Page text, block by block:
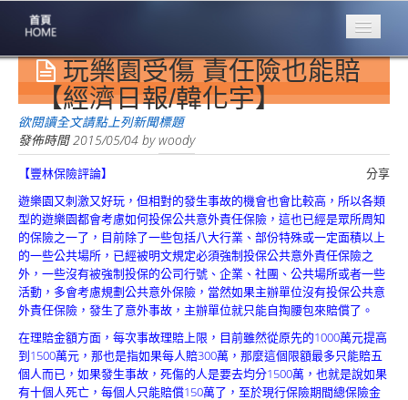
專業豐林
Professional
保險大家談
1386集
台灣商業保險
第一品牌
關於豐林
About
服務項目
Service
火災保額
估算系統
商品簡介
玩樂園受傷 責任險也能賠
【經濟日報/韓化宇】
欲閱讀全文請點上列新聞標題
發佈時間2015/05/04 bywoody
分享
【豐林保險評論】
遊樂園又刺激又好玩，但相對的發生事故的機會也會比較高，所以各類
型的遊樂園都會考慮如何投保公共意外責任保險，這也已經是眾所周知
的保險之一了，目前除了一些包括八大行業、部份特殊或一定面積以上
的一些公共場所，已經被明文規定必須強制投保公共意外責任保險之
外，一些沒有被強制投保的公司行號、企業、社團、公共場所或者一些
活動，多會考慮規劃公共意外保險，當然如果主辦單位沒有投保公共意
外責任保險，發生了意外事故，主辦單位就只能自掏腰包來賠償了。
在理賠金額方面，每次事故理賠上限，目前雖然從原先的1000萬元提高
到1500萬元，那也是指如果每人賠300萬，那麼這個限額最多只能賠五
個人而已，如果發生事故，死傷的人是要去均分1500萬，也就是說如果
有十個人死亡，每個人只能賠償150萬了，至於現行保險期間總保險金